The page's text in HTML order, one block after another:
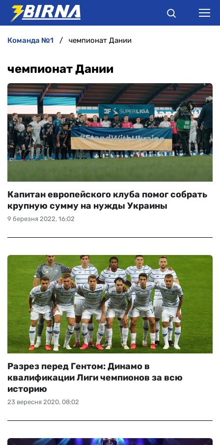
ІНТЕРВ'Ю
РІЗНЕ
БУКМЕКЕРИ
команда №1 чемпионат Дании
чемпионат Дании
9 березня 2022, 16:02
Капитан европейского клуба помог собрать
крупную сумму на нужды Украины
23 вересня 2020, 08:02
Разрез перед Гентом: Динамо в
квалификации Лиги чемпионов за всю
историю